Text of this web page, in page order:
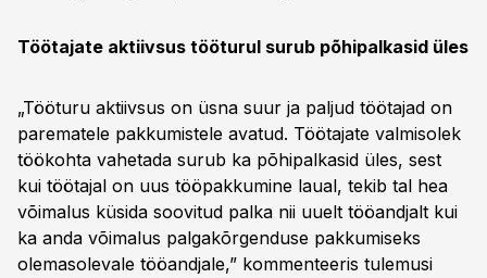
Töötajate aktiivsus tööturul surub põhipalkasid üles
„Tööturu aktiivsus on üsna suur ja paljud töötajad on
parematele pakkumistele avatud. Töötajate valmisolek
töökohta vahetada surub ka põhipalkasid üles, sest
kui töötajal on uus tööpakkumine laual, tekib tal hea
võimalus küsida soovitud palka nii uuelt tööandjalt kui
ka anda võimalus palgakõrgenduse pakkumiseks
olemasolevale tööandjale,” kommenteeris tulemusi